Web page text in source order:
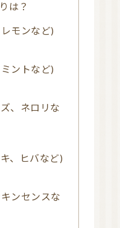
は？
モンなど)
ントなど)
、ヒバなど)